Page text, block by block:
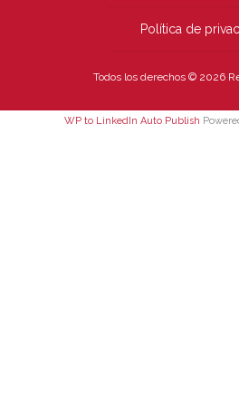
Política de
Todos los derechos © 2026
WP to LinkedIn Auto Publish